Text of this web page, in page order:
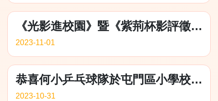
《光影進校園》暨《紫荊杯影評徵文比賽》及田徑組得獎獎項
2023-11-01
恭喜何小乒乓球隊於屯門區小學校際乒乓球比賽中勇奪佳績
2023-10-31